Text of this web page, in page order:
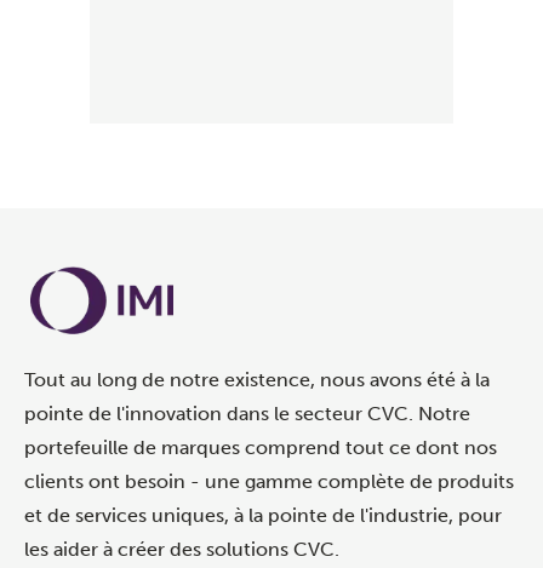
Tout au long de notre existence, nous avons été à la
pointe de l'innovation dans le secteur CVC. Notre
portefeuille de marques comprend tout ce dont nos
clients ont besoin - une gamme complète de produits
et de services uniques, à la pointe de l'industrie, pour
les aider à créer des solutions CVC.